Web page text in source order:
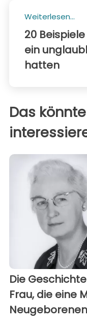
Weiterlesen...
20
ein
hatten
Das
Die
Frau, die eine